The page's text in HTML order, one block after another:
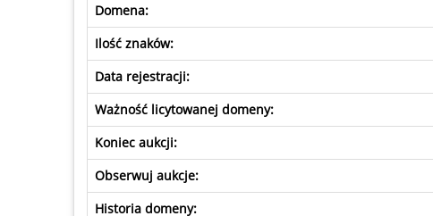
Domena:
Ilość znaków:
Data rejestracji:
Ważność licytowanej domeny:
Koniec aukcji:
Obserwuj aukcje:
Historia domeny: